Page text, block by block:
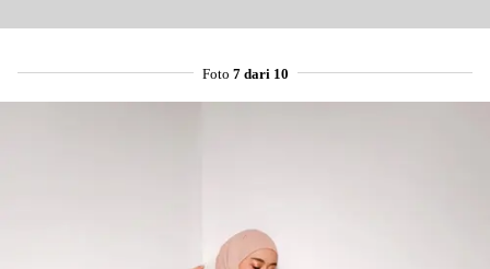
Foto 7 dari 10